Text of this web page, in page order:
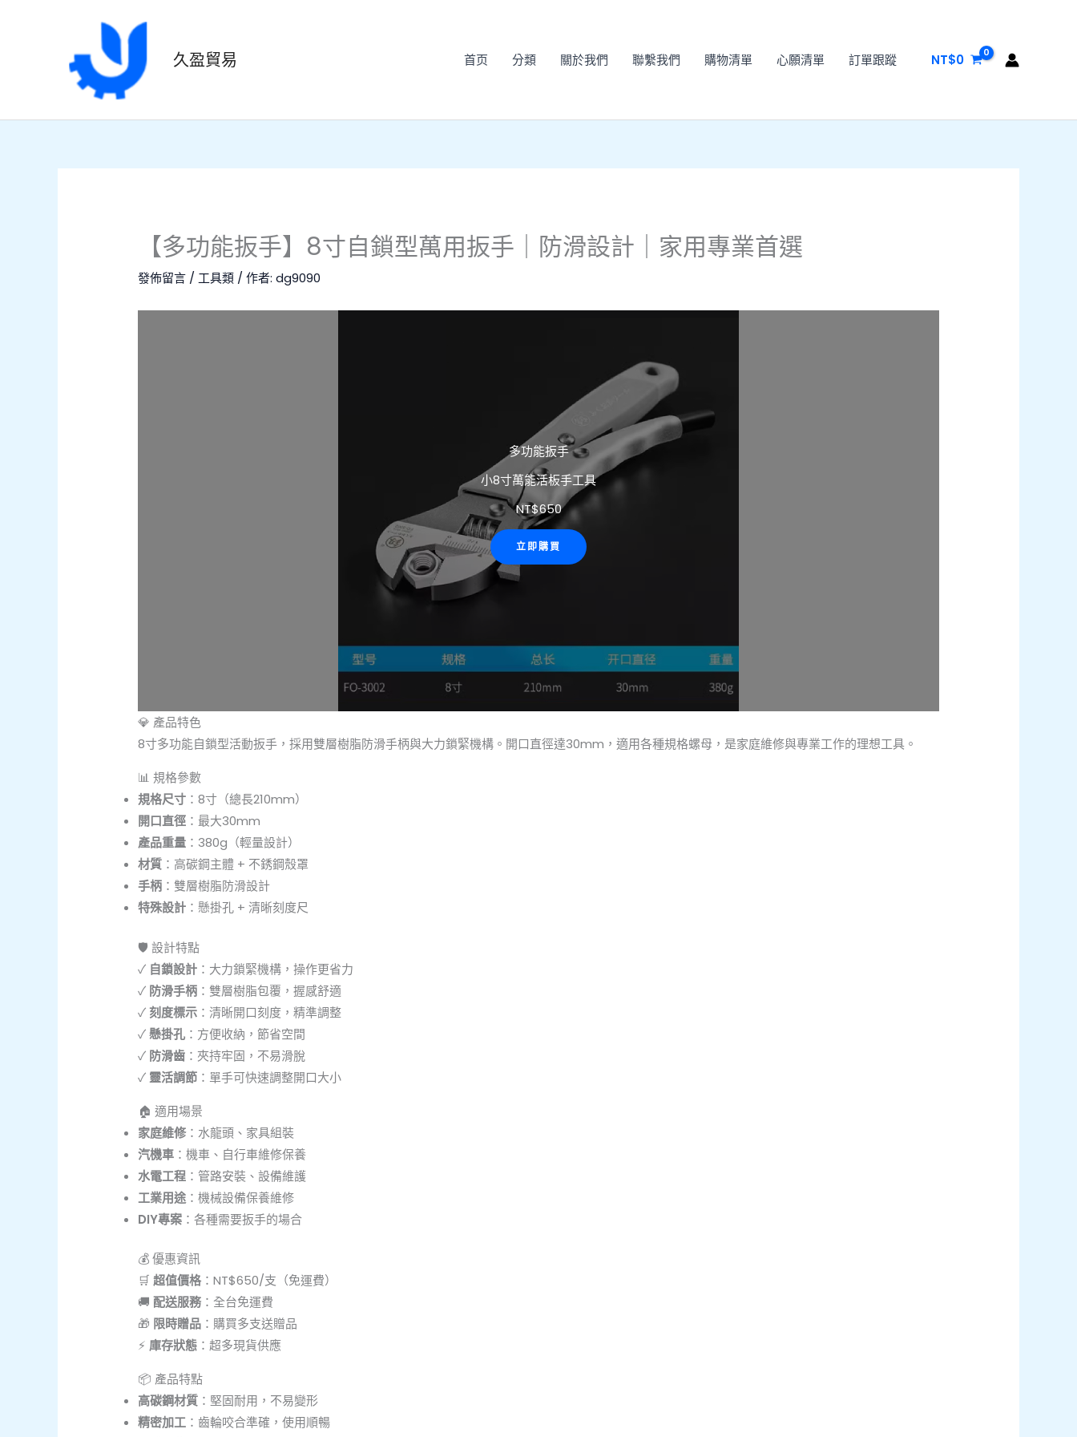
容
久盈貿易 首页 分類 關於我們 聯繫我們 購物清單 心願清單 訂單跟蹤 NT$0
【多功能扳手】8寸自鎖型萬用扳手｜防滑設計｜家用專業首選
發佈留言 / 工具類 / 作者:dg9090
多功能扳手
小8寸萬能活板手工具
NT$650
立即購買
💎 產品特色
8寸多功能自鎖型活動扳手，採用雙層樹脂防滑手柄與大力鎖緊機構。開口直徑達30mm，適用各種規格螺母，是家庭維修與專業工作的理想工具。
📊 規格參數
規格尺寸 ：8寸（總長210mm）
開口直徑 ：最大30mm
產品重量 ：380g（輕量設計）
材質 ：高碳鋼主體 + 不銹鋼殼罩
手柄 ：雙層樹脂防滑設計
特殊設計 ：懸掛孔 + 清晰刻度尺
🛡️ 設計特點
✓ 自鎖設計 ：大力鎖緊機構，操作更省力
✓ 防滑手柄 ：雙層樹脂包覆，握感舒適
✓刻度標示 ：清晰開口刻度，精準調整
✓懸掛孔 ：方便收納，節省空間
✓ 防滑齒 ：夾持牢固，不易滑脫
✓ 靈活調節 ：單手可快速調整開口大小
🏠 適用場景
家庭維修：水龍頭、家具組裝
汽機車 ：機車、自行車維修保養
水電工程 ：管路安裝、設備維護
工業用途 ：機械設備保養維修
DIY專案 ：各種需要扳手的場合
💰 優惠資訊
🛒超值價格：NT$650/支（免運費）
🚚配送服務 ：全台免運費
🎁 限時贈品 ：購買多支送贈品
⚡ 庫存狀態 ：超多現貨供應
📦 產品特點
高碳鋼材質 ：堅固耐用，不易變形
精密加工 ：齒輪咬合準確，使用順暢